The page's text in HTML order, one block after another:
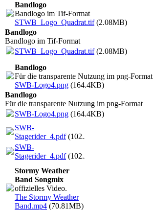
Bandlogo
Bandlogo im Tif-Format
STWB_Logo_Quadrat.tif(2.08MB)
Bandlogo
Bandlogo im Tif-Format
STWB_Logo_Quadrat.tif(2.08MB)
Bandlogo
Für die transparente Nutzung im png-Format
SWB-Logo4.png (164.4KB)
Bandlogo
Für die transparente Nutzung im png-Format
SWB-Logo4.png (164.4KB)
SWB-
Stagerider_4.pdf(102.28KB)
SWB-
Stagerider_4.pdf(102.28KB)
Stormy Weather
Band Songmix
offizielles Video.
The Stormy Weather
Band.mp4 (70.81MB)